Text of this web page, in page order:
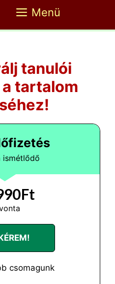
Menü
tanulói
tartalom
ismétlődő
csomagunk